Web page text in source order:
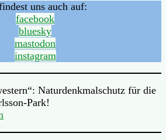
uns auch auf:
facebook
bluesky
mastodon
instagram
Naturdenkmalschutz für die
Park!